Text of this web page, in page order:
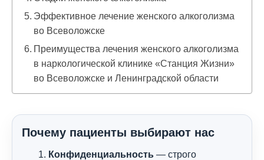
Эффективное лечение женского алкоголизма
во Всеволожске
Преимущества лечения женского алкоголизма
в наркологической клинике «Станция Жизни»
во Всеволожске и Ленинградской области
Почему пациенты выбирают нас
Конфиденциальность — строго